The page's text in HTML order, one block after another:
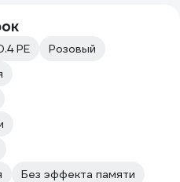
PE
Розовый
Без эффекта памяти